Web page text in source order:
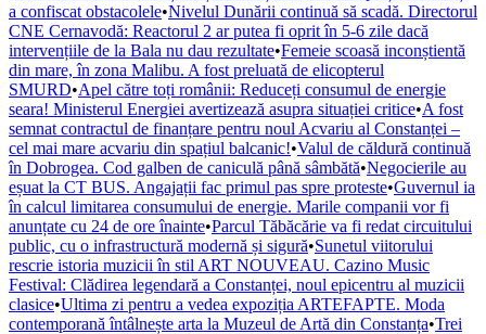
a confiscat obstacolele•Nivelul Dunării continuă să scadă. Directorul
CNE Cernavodă: Reactorul 2 ar putea fi oprit în 5-6 zile dacă
intervențiile de la Bala nu dau rezultate•Femeie scoasă inconștientă
din mare, în zona Malibu. A fost preluată de elicopterul
SMURD•Apel către toți românii: Reduceți consumul de energie
seara! Ministerul Energiei avertizează asupra situației critice•A fost
semnat contractul de finanțare pentru noul Acvariu al Constanței –
cel mai mare acvariu din spațiul balcanic!•Valul de căldură continuă
în Dobrogea. Cod galben de caniculă până sâmbătă•Negocierile au
eșuat la CT BUS. Angajații fac primul pas spre proteste•Guvernul ia
în calcul limitarea consumului de energie. Marile companii vor fi
anunțate cu 24 de ore înainte•Parcul Tăbăcărie va fi redat circuitului
public, cu o infrastructură modernă și sigură•Sunetul viitorului
rescrie istoria muzicii în stil ART NOUVEAU. Cazino Music
Festival: Clădirea legendară a Constanței, noul epicentru al muzicii
clasice•Ultima zi pentru a vedea expoziția ARTEFAPTE. Moda
contemporană întâlnește arta la Muzeul de Artă din Constanța•Trei